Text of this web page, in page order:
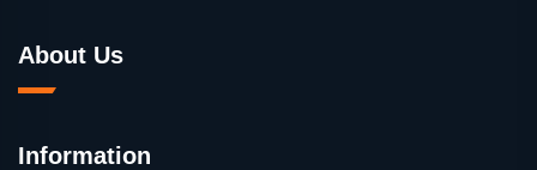
About Us
Information